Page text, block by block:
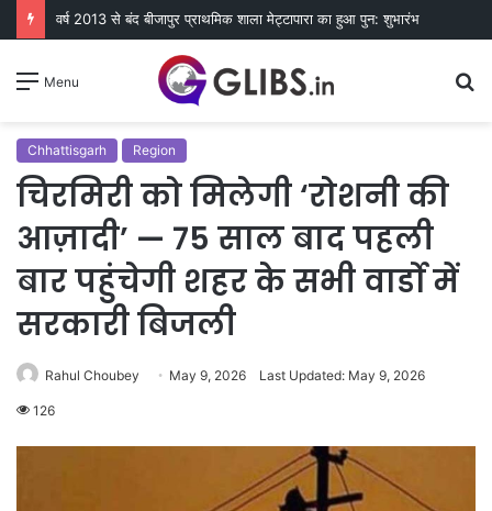
वर्ष 2013 से बंद बीजापुर प्राथमिक शाला मेट्टापारा का हुआ पुन: शुभारंभ
Menu
Chhattisgarh Region
चिरमिरी को मिलेगी ‘रोशनी की
आज़ादी’ — 75 साल बाद पहली
बार पहुंचेगी शहर के सभी वार्डो में
सरकारी बिजली
Rahul Choubey May 9, 2026 Last Updated: May 9, 2026
126